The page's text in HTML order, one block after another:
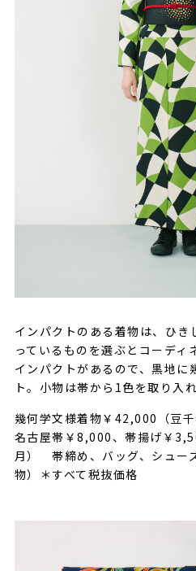
インパクトのある着物は、ひき
っているものを選ぶとコーディ
インパクトがあるので、黒地に
ト。小物は帯から1色を取り入
幾何学文様着物￥42,000（豆
名古屋帯￥8,000、帯揚げ￥
月） 帯締め、バッグ、シュー
物）＊すべて税抜価格